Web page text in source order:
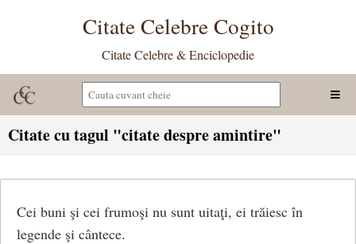
Citate Celebre Cogito
Citate Celebre & Enciclopedie
Citate cu tagul "citate despre amintire"
Cei buni şi cei frumoşi nu sunt uitaţi, ei trăiesc în
legende şi cântece.